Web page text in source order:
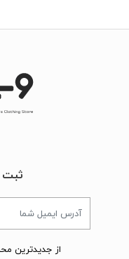
ثبت
از جدیدترین